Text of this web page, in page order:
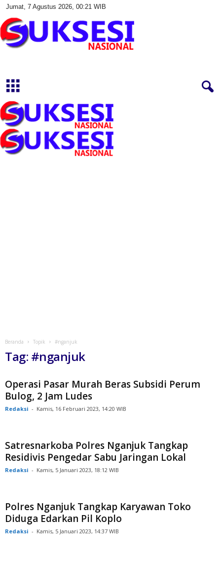
Jumat, 7 Agustus 2026, 00:21 WIB
s
i
a
s
Beranda Topik #nganjuk
Tag: #nganjuk
Operasi Pasar Murah Beras Subsidi Perum
Bulog, 2 Jam Ludes
Redaksi - Kamis, 16 Februari 2023, 14:20 WIB
Satresnarkoba Polres Nganjuk Tangkap
Residivis Pengedar Sabu Jaringan Lokal
Redaksi - Kamis, 5 Januari 2023, 18:12 WIB
Polres Nganjuk Tangkap Karyawan Toko
Diduga Edarkan Pil Koplo
Redaksi - Kamis, 5 Januari 2023, 14:37 WIB